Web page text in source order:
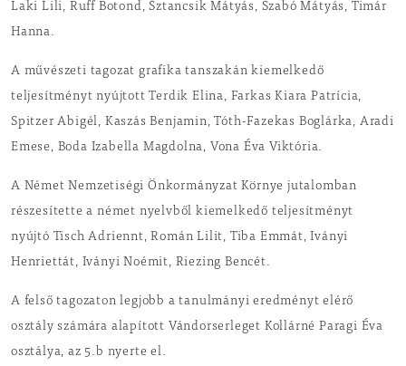
Laki Lili, Ruff Botond, Sztancsik Mátyás, Szabó Mátyás, Timár
Hanna.
A művészeti tagozat grafika tanszakán kiemelkedő
teljesítményt nyújtott Terdik Elina, Farkas Kiara Patrícia,
Spitzer Abigél, Kaszás Benjamin, Tóth-Fazekas Boglárka, Aradi
Emese, Boda Izabella Magdolna, Vona Éva Viktória.
A Német Nemzetiségi Önkormányzat Környe jutalomban
részesítette a német nyelvből kiemelkedő teljesítményt
nyújtó Tisch Adriennt, Román Lilit, Tiba Emmát, Iványi
Henriettát, Iványi Noémit, Riezing Bencét.
A felső tagozaton legjobb a tanulmányi eredményt elérő
osztály számára alapított Vándorserleget Kollárné Paragi Éva
osztálya, az 5.b nyerte el.